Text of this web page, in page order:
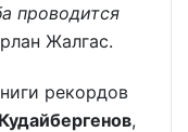
проводится
Жалгас.
рекордов
,